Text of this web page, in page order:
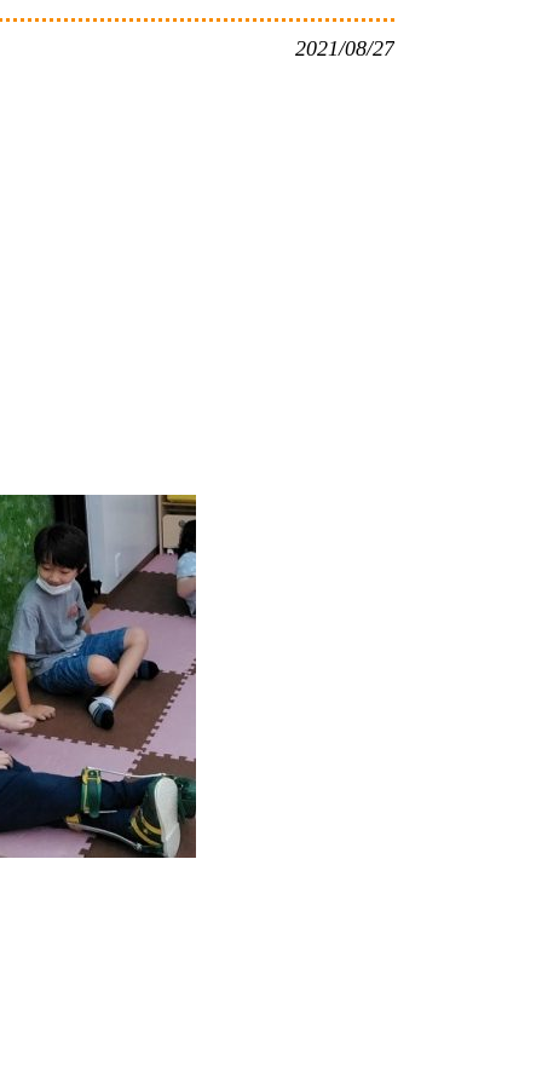
2021/08/27